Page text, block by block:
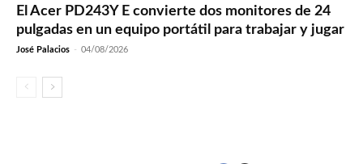
El Acer PD243Y E convierte dos monitores de 24
pulgadas en un equipo portátil para trabajar y jugar
José Palacios - 04/08/2026